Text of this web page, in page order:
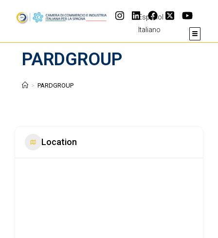
Español
Italiano
PARDGROUP
> PARDGROUP
Location